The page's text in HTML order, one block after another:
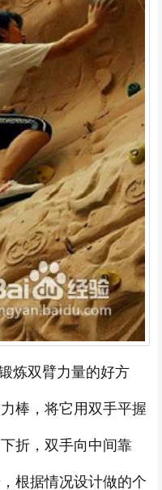
炼双臂力量的好方
棒，将它用双手平握
折，双手向中间靠
根据情况设计做的个